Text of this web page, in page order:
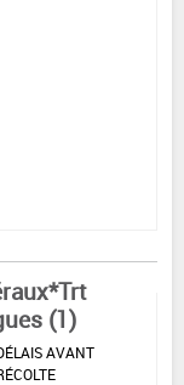
(1)
AVANT